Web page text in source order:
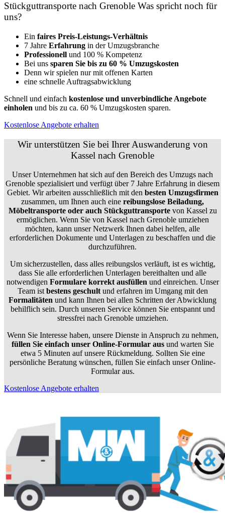
Stückguttransporte nach Grenoble Was spricht noch für
uns?
Ein faires Preis-Leistungs-Verhältnis
7 Jahre Erfahrung in der Umzugsbranche
Professionell und 100 % Kompetenz
Bei uns sparen Sie bis zu 60 % Umzugskosten
Denn wir spielen nur mit offenen Karten
eine schnelle Auftragsabwicklung
Schnell und einfach kostenlose und unverbindliche Angebote
einholen und bis zu ca. 60 % Umzugskosten sparen.
Kostenlose Angebote erhalten
Wir unterstützen Sie bei Ihrer Auswanderung von
Kassel nach Grenoble
Unser Unternehmen hat sich auf den Bereich des Umzugs nach
Grenoble spezialisiert und verfügt über 7 Jahre Erfahrung in diesem
Gebiet. Wir arbeiten ausschließlich mit den besten Umzugsfirmen
zusammen, um Ihnen auch eine reibungslose Beiladung,
Möbeltransporte oder auch Stückguttransporte von Kassel zu
ermöglichen. Wenn Sie von Kassel nach Grenoble umziehen
möchten, kann unser Netzwerk Ihnen dabei helfen, alle
erforderlichen Dokumente und Unterlagen zu beschaffen und die
durchzuführen.
Um sicherzustellen, dass alles reibungslos verläuft, ist es wichtig,
dass Sie alle erforderlichen Unterlagen bereithalten und alle
notwendigen Formulare korrekt ausfüllen und einreichen. Unser
Team istbestens geschultund erfahren im Umgang mit den
Formalitäten und kann Ihnen bei allen Schritten der Abwicklung
behilflich sein. Durch unseren Service können Sie entspannt und
stressfrei nach Grenoble umziehen.
Wenn Sie Interesse haben, unsere Dienste in Anspruch zu nehmen,
füllen Sie einfach unser Online-Formular ausund warten Sie
etwa 5 Minuten auf unsere Rückmeldung. Sollten Sie eine
persönliche Beratung wünschen, füllen Sie einfach unser Online-
Formular aus.
Kostenlose Angebote erhalten